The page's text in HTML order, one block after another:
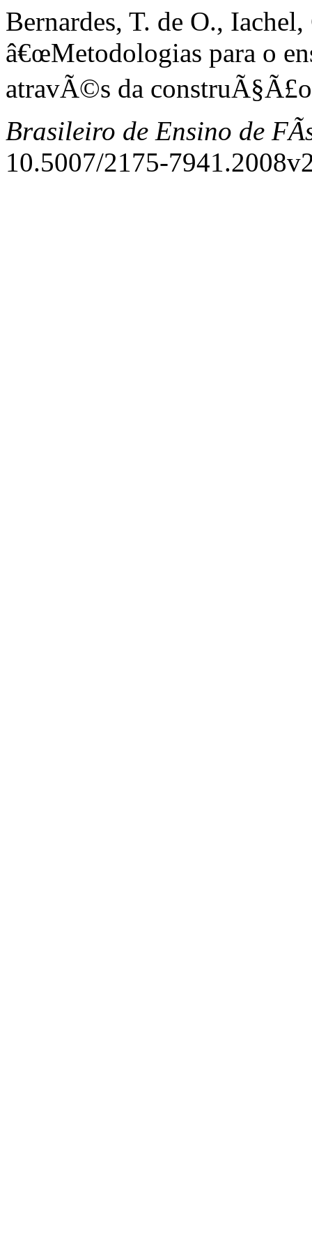
Bernardes, T. de O.,
â€œMetodologias para o
atravÃ©s da construÃ§Ã£o
Brasileiro de Ensino de
10.5007/2175-